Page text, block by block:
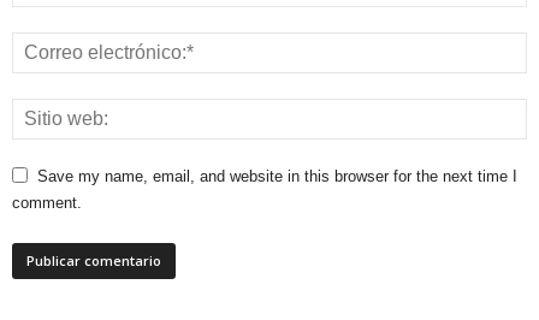
Save my name, email, and website in this browser for the next time I
comment.